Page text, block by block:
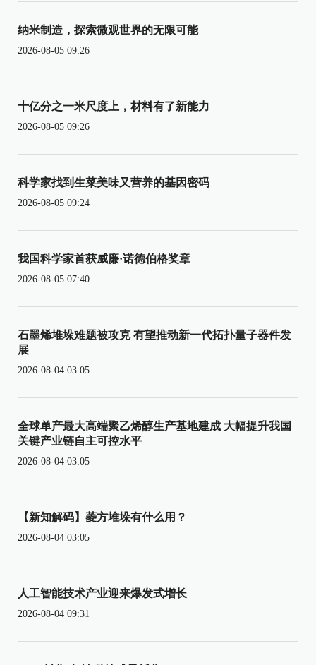
纳米制造，探索微观世界的无限可能
2026-08-05 09:26
十亿分之一米尺度上，材料有了新能力
2026-08-05 09:26
科学家找到生菜美味又营养的基因密码
2026-08-05 09:24
我国科学家首获威廉·诺德伯格奖章
2026-08-05 07:40
石墨烯堆垛难题被攻克 有望推动新一代拓扑量子器件发
展
2026-08-04 03:05
全球单产最大高端聚乙烯醇生产基地建成 大幅提升我国
关键产业链自主可控水平
2026-08-04 03:05
【新知解码】菱方堆垛有什么用？
2026-08-04 03:05
人工智能技术产业迎来爆发式增长
2026-08-04 09:31